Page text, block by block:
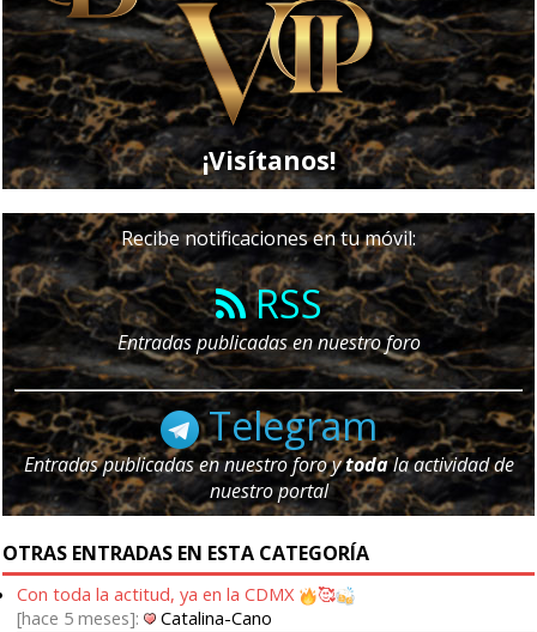
¡Visítanos!
Recibe notificaciones en tu móvil:
RSS
Entradas publicadas en nuestro foro
Telegram
Entradas publicadas en nuestro foro ytodala actividad de
nuestro portal
OTRAS ENTRADAS EN ESTA CATEGORÍA
Con toda la actitud, ya en la CDMX
🥰
hace 5 meses
Catalina-Cano